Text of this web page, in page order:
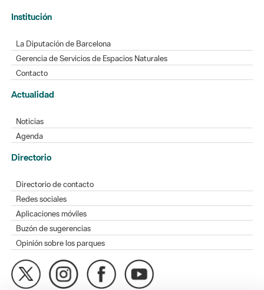
Institución
La Diputación de Barcelona
Gerencia de Servicios de Espacios Naturales
Contacto
Actualidad
Noticias
Agenda
Directorio
Directorio de contacto
Redes sociales
Aplicaciones móviles
Buzón de sugerencias
Opinión sobre los parques